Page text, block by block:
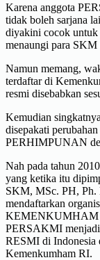
Karena anggota
tidak boleh sarjana
diyakini cocok untuk
menaungi para SKM
Namun memang,
terdaftar di
resmi disebabkan
Kemudian
disepakati
PERHIMPUNAN
Nah pada tahun
yang ketika itu
SKM, MSc. PH, Ph.
mendaftarkan
KEMENKUMHAM
PERSAKMI
RESMI di
Kemenkumham RI.